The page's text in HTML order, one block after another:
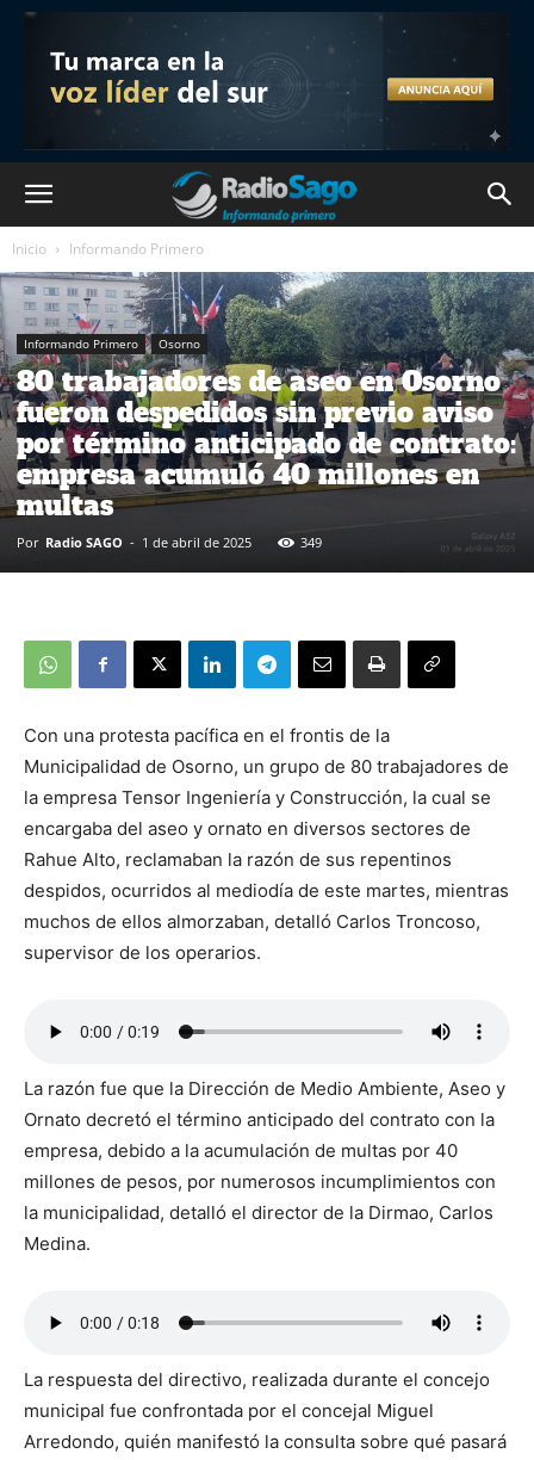
Inicio Informando Primero
Informando Primero Osorno
80 trabajadores de aseo en Osorno
fueron despedidos sin previo aviso
por término anticipado de contrato:
empresa acumuló 40 millones en
multas
Por Radio SAGO - 1 de abril de 2025 349
Con una protesta pacífica en el frontis de la
Municipalidad de Osorno, un grupo de 80 trabajadores de
la empresa Tensor Ingeniería y Construcción, la cual se
encargaba del aseo y ornato en diversos sectores de
Rahue Alto, reclamaban la razón de sus repentinos
despidos, ocurridos al mediodía de este martes, mientras
muchos de ellos almorzaban, detalló Carlos Troncoso,
supervisor de los operarios.
La razón fue que la Dirección de Medio Ambiente, Aseo y
Ornato decretó el término anticipado del contrato con la
empresa, debido a la acumulación de multas por 40
millones de pesos, por numerosos incumplimientos con
la municipalidad, detalló el director de la Dirmao, Carlos
Medina.
La respuesta del directivo, realizada durante el concejo
municipal fue confrontada por el concejal Miguel
Arredondo, quién manifestó la consulta sobre qué pasará